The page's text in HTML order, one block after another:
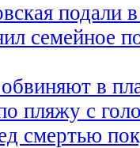
подали
семейное
в
пляжу с
смертью